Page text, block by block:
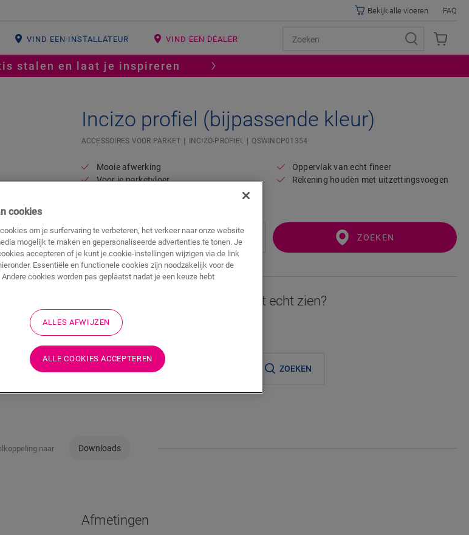
VIND EEN INSTALLATEUR VIND EEN DEALER
Bekijk alle vloeren FAQ
stalen en laat je inspireren
Incizo profiel (bijpassende kleur)
ACCESSOIRES VOOR PARKET INCIZO-PROFIEL QSWINCP01354
Mooie afwerking
Voor je parketvloer
Oppervlak van echt fineer
Rekening houden met uitzettingsvoegen
ZOEKEN
Wil je dit accessoire graag in het echt zien?
Bezoek het dichtstbijzijnde verkooppunt
ZOEKEN
naar Downloads
Afmetingen
cookies
om je surfervaring te verbeteren, het verkeer naar onze website
mogelijk te maken en gepersonaliseerde advertenties te tonen. Je
accepteren of je kunt je cookie-instellingen wijzigen via de link
Essentiële en functionele cookies zijn noodzakelijk voor de
cookies worden pas geplaatst nadat je een keuze hebt
ALLES AFWIJZEN
ALLE COOKIES ACCEPTEREN